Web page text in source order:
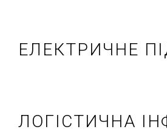
ЕЛЕКТРИЧНЕ
ЛОГІСТИЧНА